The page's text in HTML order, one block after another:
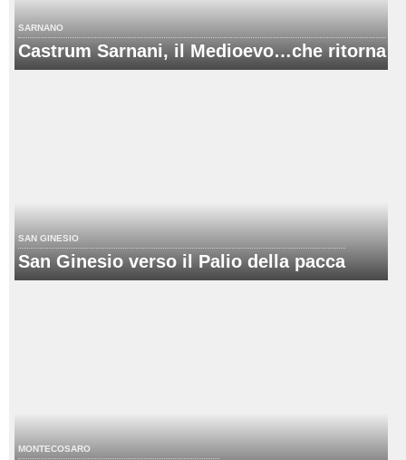
SARNANO
Castrum Sarnani, il Medioevo…che ritorna
SAN GINESIO
San Ginesio verso il Palio della pacca
MONTECOSARO